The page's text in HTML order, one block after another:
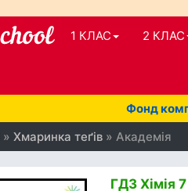
1 КЛАС 2 КЛАС
Фонд
» Хмаринка теґів » Академія
ГДЗ Хімія